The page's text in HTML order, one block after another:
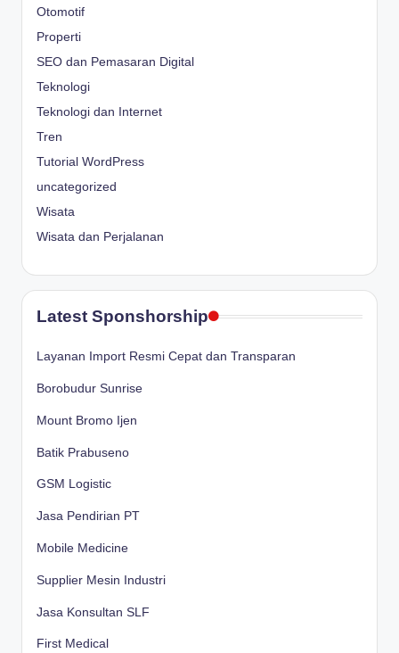
Otomotif
Properti
SEO dan Pemasaran Digital
Teknologi
Teknologi dan Internet
Tren
Tutorial WordPress
uncategorized
Wisata
Wisata dan Perjalanan
Latest Sponshorship
Layanan Import Resmi Cepat dan Transparan
Borobudur Sunrise
Mount Bromo Ijen
Batik Prabuseno
GSM Logistic
Jasa Pendirian PT
Mobile Medicine
Supplier Mesin Industri
Jasa Konsultan SLF
First Medical